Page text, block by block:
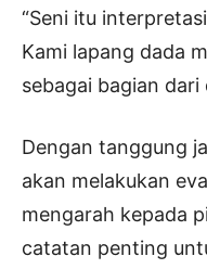
“Seni itu
Kami lapang dada
sebagai bagian dari
Dengan tanggung
akan melakukan
mengarah kepada
catatan penting